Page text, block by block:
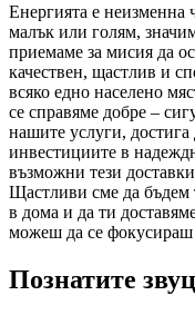
Енергията е неизменна
малък или голям,
приемаме за мисия да
качествен, щастлив и
всяко едно населено
се справяме добре –
нашите услуги,
инвестициите в
възможни тези
Щастливи сме да бъдем
в дома и да ти
можеш да се фокусираш
Познатите